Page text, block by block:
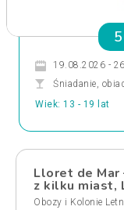
19.08.2026 -
Śniadanie,
Wiek: 13 - 19 lat
Lloret de
z kilku miast,
Obozy i Kolonie